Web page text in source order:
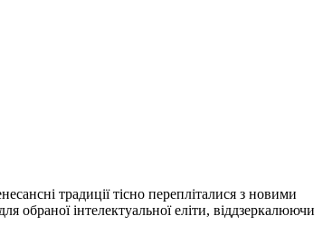
традиції тісно перепліталися з новими
обраної інтелектуальної еліти, віддзеркалюючи